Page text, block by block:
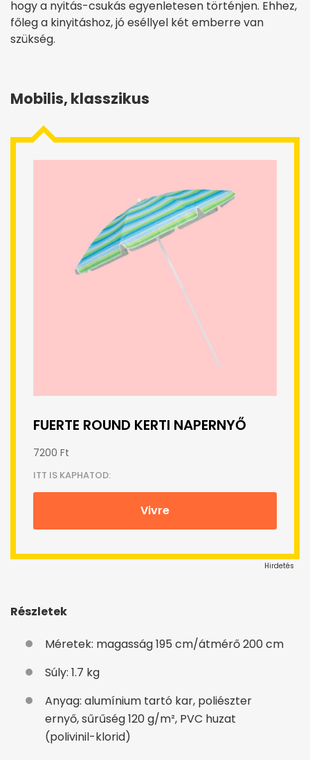
hogy a nyitás-csukás egyenletesen történjen. Ehhez,
főleg a kinyitáshoz, jó eséllyel két emberre van
szükség.
Mobilis, klasszikus
FUERTE ROUND KERTI NAPERNYŐ
7200 Ft
ITT IS KAPHATOD:
Vivre
Hirdetés
Részletek
Méretek: magasság 195 cm/átmérő 200 cm
Súly: 1.7 kg
Anyag: alumínium tartó kar, poliészter
ernyő, sűrűség 120 g/m², PVC huzat
(polivinil-klorid)